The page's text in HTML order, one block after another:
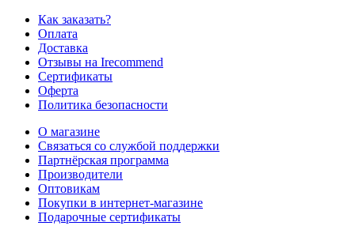
Как заказать?
Оплата
Доставка
Отзывы на Irecommend
Сертификаты
Оферта
Политика безопасности
О магазине
Связаться со службой поддержки
Партнёрская программа
Производители
Оптовикам
Покупки в интернет-магазине
Подарочные сертификаты